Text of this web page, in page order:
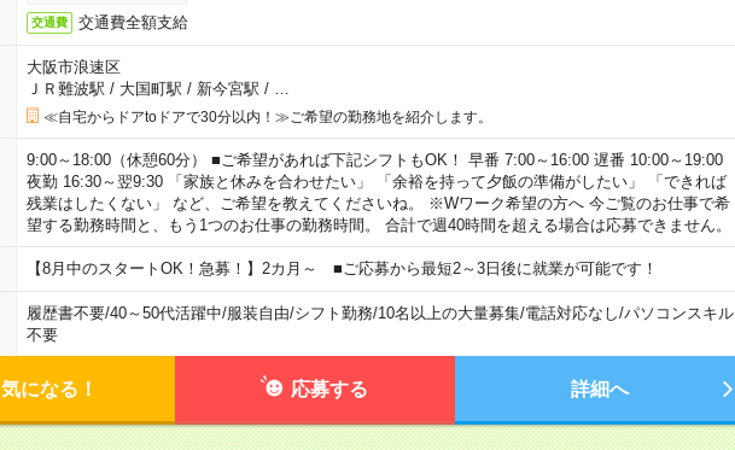
交通費 交通費全額支給
大阪市浪速区
ＪＲ難波駅 / 大国町駅 / 新今宮駅 /
≪自宅からドアtoドアで30分以内！≫ご希望の勤務地を紹介します。
9:00～18:00（休憩60分） ■ご希望があれば下記シフトもOK！ 早番 7:00～16:00 遅番 10:00～19:00
夜勤 16:30～翌9:30 「家族と休みを合わせたい」 「余裕を持って夕飯の準備がしたい」 「できれば
残業はしたくない」 など、ご希望を教えてくださいね。 ※Wワーク希望の方へ 今ご覧のお仕事で希
望する勤務時間と、もう1つのお仕事の勤務時間。 合計で週40時間を超える場合は応募できません。
【8月中のスタートOK！急募！】2カ月～ ■ご応募から最短2～3日後に就業が可能です！
履歴書不要/40～50代活躍中/服装自由/シフト勤務/10名以上の大量募集/電話対応なし/パソコンスキル
不要
気になる！ 応募する 詳細へ